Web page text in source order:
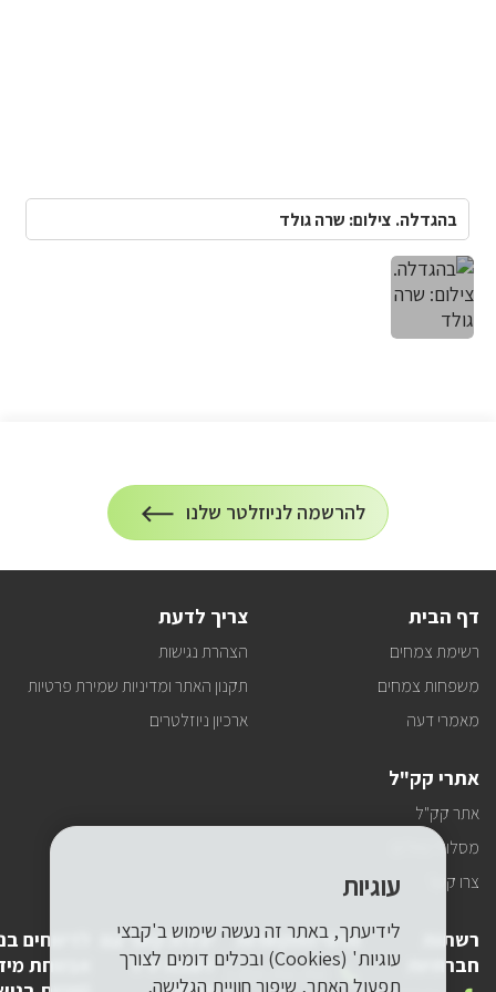
בהגדלה. צילום: שרה גולד
הרשמה
להרשמה לניוזלטר שלנו
על
הרשמה
דף הבית
רשימת צמחים
משפחות צמחים
מאמרי דעה
צריך לדעת
הצהרת נגישות
תקנון האתר ומדיניות שמירת פרטיות
ארכיון ניוזלטרים
אתרי קק"ל
אתר קק"ל
מסלולי טיולים
צרו קשר
רשתות
חברתיות
פרטי התקשרות
טלפון
1-800-250-250
יצירת קשר עם
לשכת יו"ר
לדיווחים
אבטחת
עוגיות
לידיעתך, באתר זה נעשה שימוש ב'קבצי
עוגיות' (Cookies) ובכלים דומים לצורך
תפעול האתר, שיפור חוויית הגלישה,